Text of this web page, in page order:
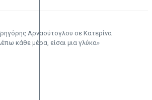
Αρναούτογλου σε Κατερίνα
κάθε μέρα, είσαι μια γλύκα»